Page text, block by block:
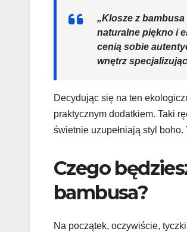
„Klosze z
naturalne piękno i
cenią sobie
wnętrz
Decydując się na ten
praktycznym dodatkiem. Taki
świetnie uzupełniają styl
Czego
bambusa?
Na początek, oczywiście,